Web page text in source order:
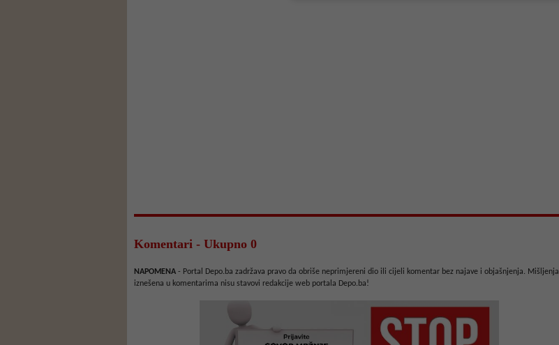
Komentari - Ukupno 0
NAPOMENA - Portal Depo.ba zadržava pravo da obriše neprimjereni dio ili cijeli komentar bez najave i objašnjenja. Mišljenja
iznešena u komentarima nisu stavovi redakcije web portala Depo.ba!